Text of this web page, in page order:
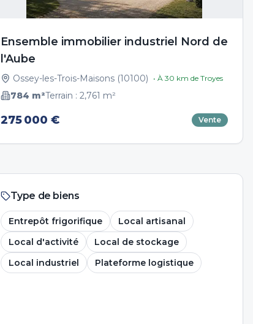
Ensemble immobilier industriel Nord de
l'Aube
Ossey-les-Trois-Maisons(10100) • À 30 km de Troyes
784 m²Terrain : 2,761 m²
275 000 € Vente
Type de biens
Entrepôt frigorifique
Local artisanal
Local d'activité
Local de stockage
Local industriel
Plateforme logistique